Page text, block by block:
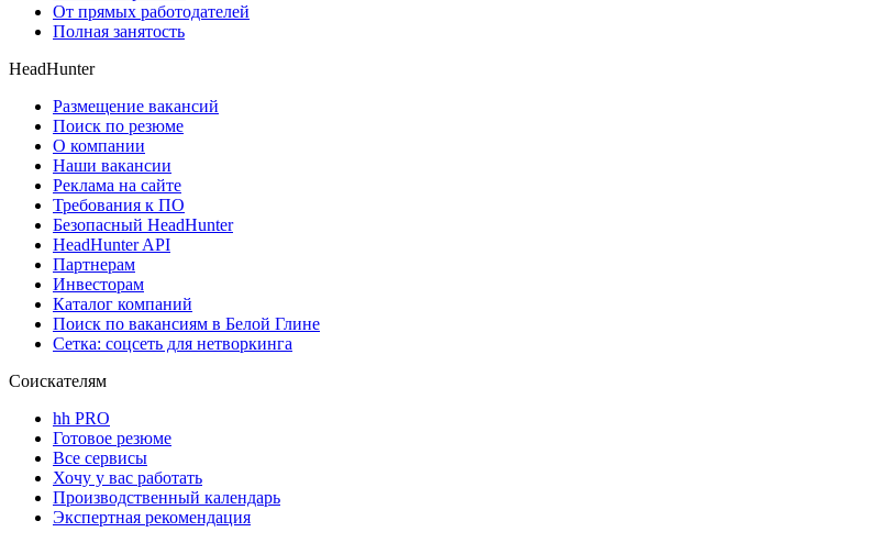
От прямых работодателей
Полная занятость
HeadHunter
Размещение вакансий
Поиск по резюме
О компании
Наши вакансии
Реклама на сайте
Требования к ПО
Безопасный HeadHunter
HeadHunter API
Партнерам
Инвесторам
Каталог компаний
Поиск по вакансиям в Белой Глине
Сетка: соцсеть для нетворкинга
Соискателям
hh PRO
Готовое резюме
Все сервисы
Хочу у вас работать
Производственный календарь
Экспертная рекомендация